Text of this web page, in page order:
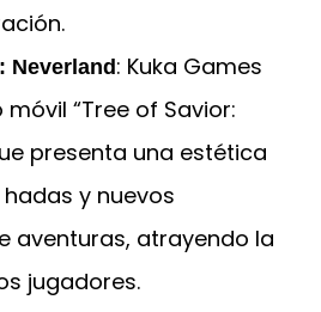
Neverland : Kuka Games
“Tree of Savior:
presenta una estética
y nuevos
aventuras, atrayendo la
jugadores.